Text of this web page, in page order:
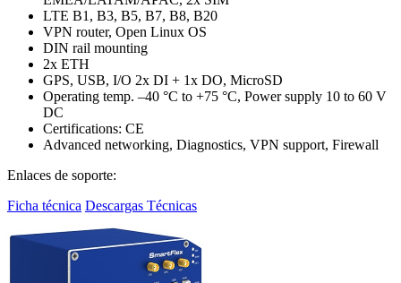
LTE B1, B3, B5, B7, B8, B20
VPN router, Open Linux OS
DIN rail mounting
2x ETH
GPS, USB, I/O 2x DI + 1x DO, MicroSD
Operating temp. –40 °C to +75 °C, Power supply 10 to 60 V
DC
Certifications: CE
Advanced networking, Diagnostics, VPN support, Firewall
Enlaces de soporte:
Ficha técnica Descargas Técnicas